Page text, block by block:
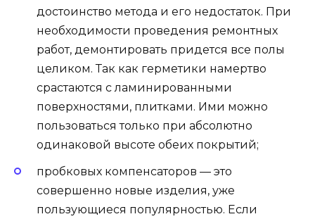
достоинство метода и его недостаток. При
необходимости проведения ремонтных
работ, демонтировать придется все полы
целиком. Так как герметики намертво
срастаются с ламинированными
поверхностями, плитками. Ими можно
пользоваться только при абсолютно
одинаковой высоте обеих покрытий;
пробковых компенсаторов — это
совершенно новые изделия, уже
пользующиеся популярностью. Если